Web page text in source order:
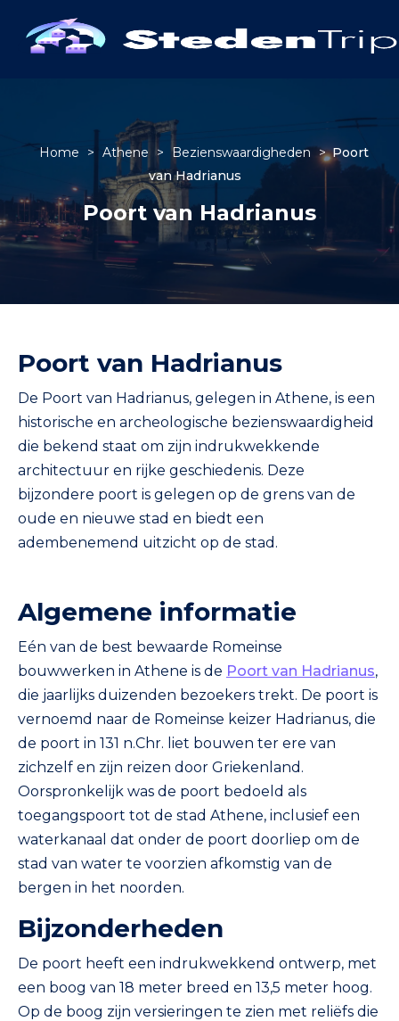
Home > Athene > Bezienswaardigheden >Poort
van Hadrianus
Poort van Hadrianus
Poort van Hadrianus
De Poort van Hadrianus, gelegen in Athene, is een
historische en archeologische bezienswaardigheid
die bekend staat om zijn indrukwekkende
architectuur en rijke geschiedenis. Deze
bijzondere poort is gelegen op de grens van de
oude en nieuwe stad en biedt een
adembenemend uitzicht op de stad.
Algemene informatie
Eén van de best bewaarde Romeinse
bouwwerken in Athene is de Poort van Hadrianus,
die jaarlijks duizenden bezoekers trekt. De poort is
vernoemd naar de Romeinse keizer Hadrianus, die
de poort in 131 n.Chr. liet bouwen ter ere van
zichzelf en zijn reizen door Griekenland.
Oorspronkelijk was de poort bedoeld als
toegangspoort tot de stad Athene, inclusief een
waterkanaal dat onder de poort doorliep om de
stad van water te voorzien afkomstig van de
bergen in het noorden.
Bijzonderheden
De poort heeft een indrukwekkend ontwerp, met
een boog van 18 meter breed en 13,5 meter hoog.
Op de boog zijn versieringen te zien met reliëfs die